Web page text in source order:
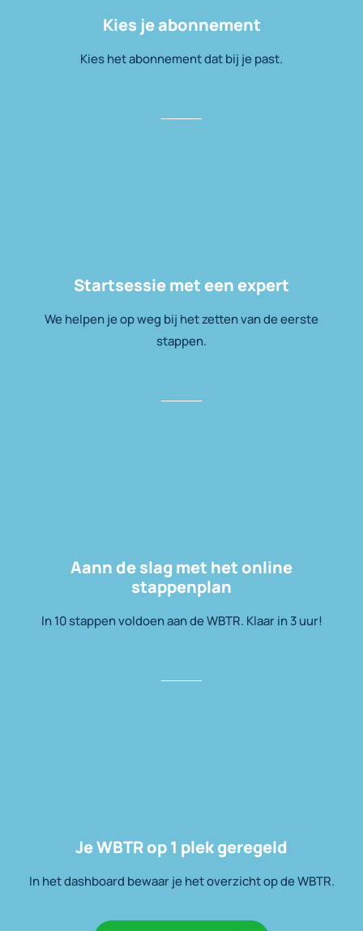
Kies je abonnement
Kies het abonnement dat bij je past.
Startsessie met een expert
We helpen je op weg bij het zetten van de eerste
stappen.
Aann de slag met het online
stappenplan
In 10 stappen voldoen aan de WBTR. Klaar in 3 uur!
Je WBTR op 1 plek geregeld
In het dashboard bewaar je het overzicht op de WBTR.